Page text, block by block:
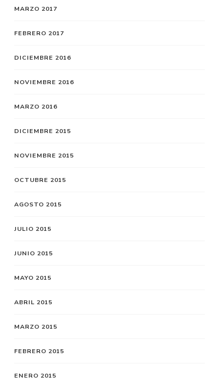
MARZO 2017
FEBRERO 2017
DICIEMBRE 2016
NOVIEMBRE 2016
MARZO 2016
DICIEMBRE 2015
NOVIEMBRE 2015
OCTUBRE 2015
AGOSTO 2015
JULIO 2015
JUNIO 2015
MAYO 2015
ABRIL 2015
MARZO 2015
FEBRERO 2015
ENERO 2015